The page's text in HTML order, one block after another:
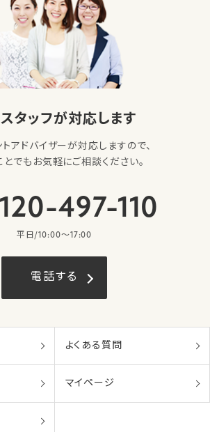
タッフが対応します
トアドバイザーが対応しますので、
でもお気軽にご相談ください。
497-110
平日/10:00〜17:00
電話する
よくある質問
マイページ